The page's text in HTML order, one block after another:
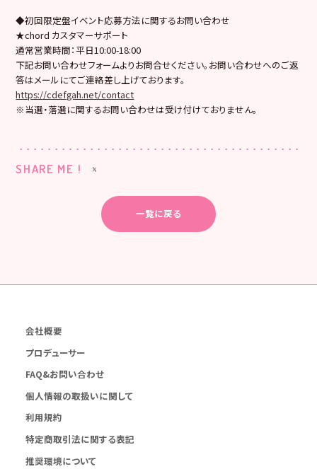
◆初回限定盤イベント応募方法に関するお問い合わせ
★chord カスタマーサポート
通常営業時間：平日10:00-18:00
下記お問い合わせフォームよりお問合せください。お問い合わせへのご返
答はメールにてご連絡差し上げております。
https://cdefgah.net/contact
※当選・落選に関するお問い合わせは受け付けておりません。
SHARE ME !
一覧に戻る
会社概要
プロデューサー
FAQ&お問い合わせ
個人情報の取扱いに関して
利用規約
特定商取引法に関する表記
推奨環境について